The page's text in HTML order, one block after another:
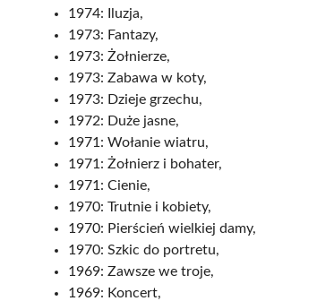
1974: Iluzja,
1973: Fantazy,
1973: Żołnierze,
1973: Zabawa w koty,
1973: Dzieje grzechu,
1972: Duże jasne,
1971: Wołanie wiatru,
1971: Żołnierz i bohater,
1971: Cienie,
1970: Trutnie i kobiety,
1970: Pierścień wielkiej damy,
1970: Szkic do portretu,
1969: Zawsze we troje,
1969: Koncert,